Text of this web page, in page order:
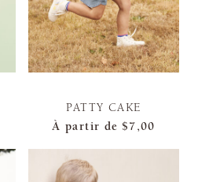
PATTY CAKE
À partir de $7,00